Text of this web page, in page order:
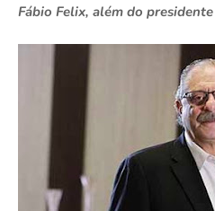
Fábio Felix, além do